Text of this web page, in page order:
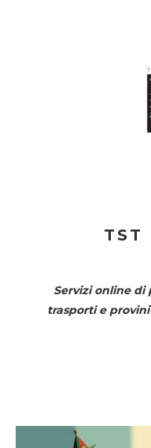
TST
Servizi online
trasporti e